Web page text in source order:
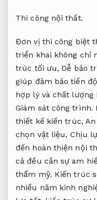
Thi công nội thất.
Đơn vị thi công biệt
triển khai không chỉ
trúc tối ưu, Dễ bảo
giúp đảm bảo tiến
hợp lý và chất lượng
Giám sát công trình.
thiết kế kiến trúc,
chọn vật liệu, Chịu
đến hoàn thiện nội
cả đều cần sự am
thẩm mỹ. Kiến trúc
nhiều năm kinh